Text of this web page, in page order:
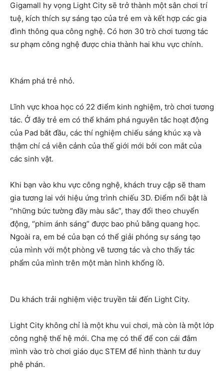
Gigamall hy vọng Light City sẽ trở thành một sân chơi trí
tuệ, kích thích sự sáng tạo của trẻ em và kết hợp các gia
đình thông qua công nghệ. Có hơn 30 trò chơi tương tác
sư phạm công nghệ được chia thành hai khu vực chính.
Khám phá trẻ nhỏ.
Lĩnh vực khoa học có 22 điểm kinh nghiệm, trò chơi tương
tác. Ở đây trẻ em có thể khám phá nguyên tắc hoạt động
của Pad bắt đầu, các thí nghiệm chiếu sáng khúc xạ và
thậm chí cả viễn cảnh của thế giới mới bởi con mắt của
các sinh vật.
Khi bạn vào khu vực công nghệ, khách truy cập sẽ tham
gia tương lai với hiệu ứng trình chiếu 3D. Điểm nổi bật là
“những bức tường đầy màu sắc”, thay đổi theo chuyển
động, “phim ánh sáng” được bao phủ bằng quang học.
Ngoài ra, em bé của bạn có thể giải phóng sự sáng tạo
của mình với một phòng vẽ tương tác và cho thấy tác
phẩm của mình trên một màn hình khổng lồ.
Du khách trải nghiệm việc truyền tải đến Light City.
Light City không chỉ là một khu vui chơi, mà còn là một lớp
công nghệ thế hệ mới. Cha mẹ có thể để con cái đắm
mình vào trò chơi giáo dục STEM để hình thành tư duy
phê phán.